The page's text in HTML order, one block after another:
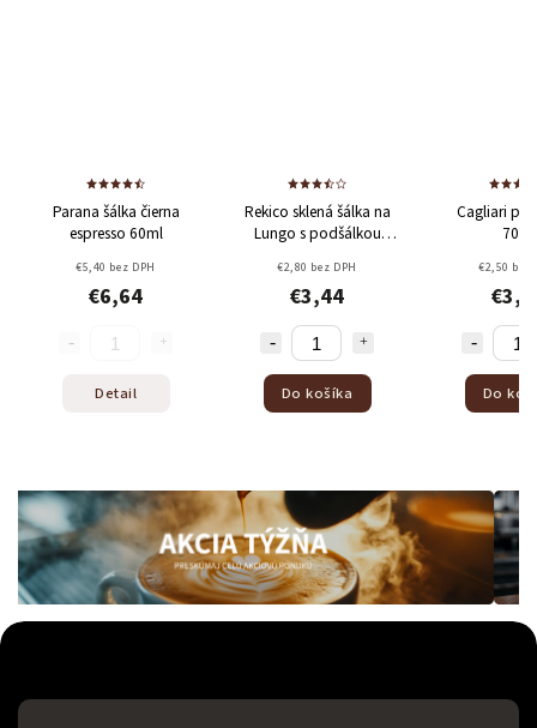
Parana šálka čierna
espresso 60ml
€5,40 bez DPH
€6,64
Detail
Rekico sklená šálka na
Lungo s podšálkou
€2,80 bez DPH
€3,44
Do košíka
Cagliari
70ml
€2,50 bez
Do
Powered by chaterimo